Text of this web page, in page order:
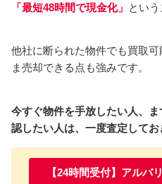
「最短48時間で現金化」 とい
他社に断られた物件でも買取
ま売却できる点も強みです。
今すぐ物件を手放したい人、
認したい人は、一度査定してお
【24時間受付】アルバ